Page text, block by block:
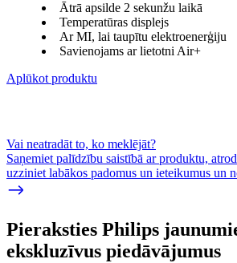
Ātrā apsilde 2 sekunžu laikā
Temperatūras displejs
Ar MI, lai taupītu elektroenerģiju
Savienojams ar lietotni Air+
Aplūkot produktu
Vai neatradāt to, ko meklējāt?
Saņemiet palīdzību saistībā ar produktu,
uzziniet labākos padomus un ieteikumus un
Pieraksties Philips
ekskluzīvus piedāvājumus